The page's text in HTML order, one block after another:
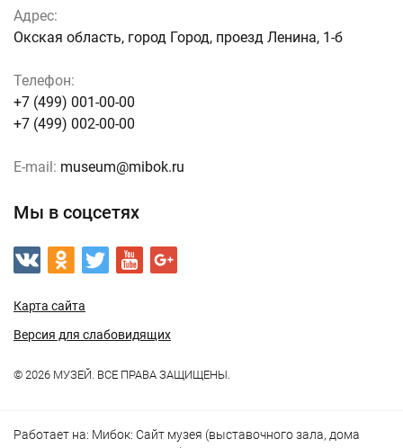
Адрес:
Окская область, город Город, проезд Ленина, 1-б
Телефон:
+7 (499) 001-00-00
+7 (499) 002-00-00
E-mail: museum@mibok.ru
Мы в соцсетях
Карта сайта
Версия для слабовидящих
© 2026 МУЗЕЙ. ВСЕ ПРАВА ЗАЩИЩЕНЫ.
Работает на: Мибок: Сайт музея (выставочного зала, дома